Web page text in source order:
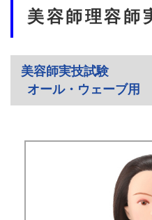
美容師理容師
美容師実技試験
オール・ウェーブ用